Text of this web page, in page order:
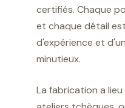
certifiés. Chaque
et chaque détail
d'expérience et
minutieux.
La fabrication a